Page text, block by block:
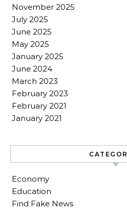
November 2025
July 2025
June 2025
May 2025
January 2025
June 2024
March 2023
February 2023
February 2021
January 2021
Economy
Education
Find Fake News